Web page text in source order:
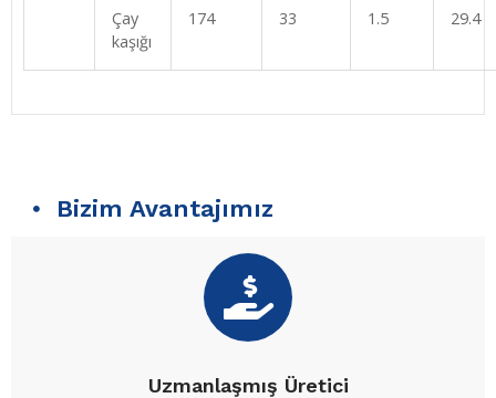
Çay
kaşığı
174 33 1.5 29.4
Bizim Avantajımız
Uzmanlaşmış Üretici